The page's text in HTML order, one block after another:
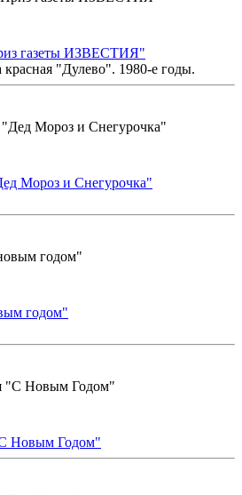
газеты ИЗВЕСТИЯ"
"Дулево". 1980-е годы.
Мороз и Снегурочка"
годом"
Новым Годом"